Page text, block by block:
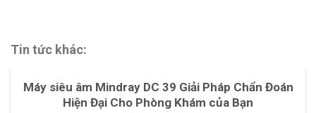
Tin tức khác:
Máy siêu âm Mindray DC 39 Giải Pháp Chẩn Đoán
Hiện Đại Cho Phòng Khám của Bạn